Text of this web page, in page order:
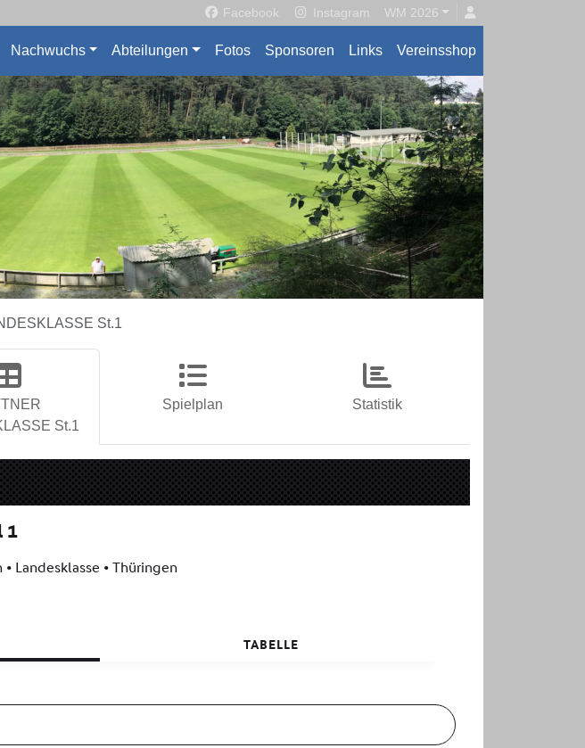
Facebook Instagram WM 2026
Nachwuchs Abteilungen Fotos Sponsoren Links Vereinsshop
St.1
St.1
Spielplan Statistik